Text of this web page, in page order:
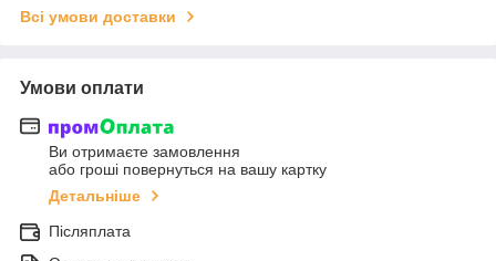
Всі умови доставки
Умови оплати
Ви отримаєте замовлення
або гроші повернуться на вашу картку
Детальніше
Післяплата